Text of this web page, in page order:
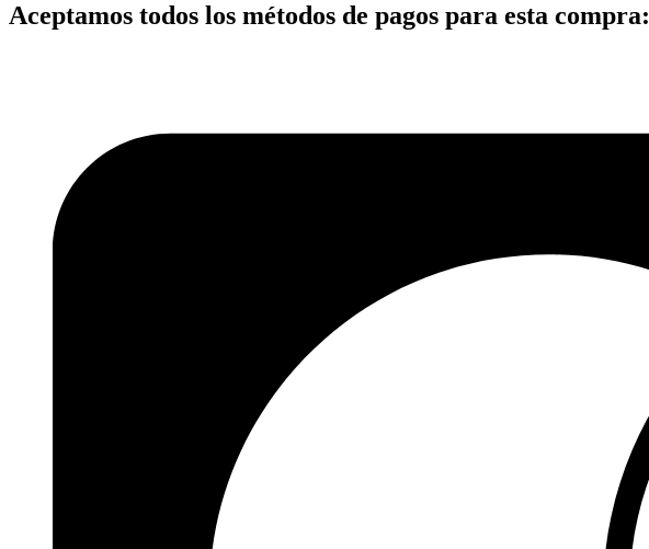
Aceptamos todos los métodos de pagos para esta compra: